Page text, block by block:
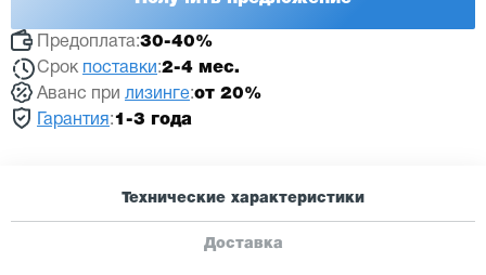
Предоплата:30-40%
Срок поставки :2-4 мес.
Аванс при лизинге:от 20%
Гарантия :1-3 года
Технические характеристики
Доставка